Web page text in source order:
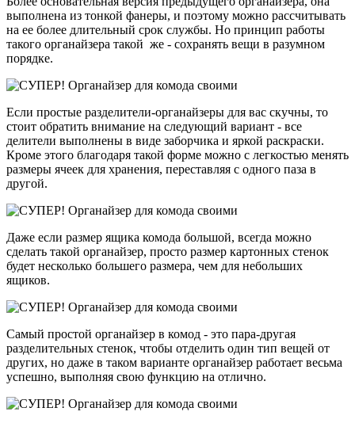
выполнена из тонкой фанеры, и поэтому можно рассчитывать
на ее более длительный срок службы. Но принцип работы
такого органайзера такой же - сохранять вещи в разумном
порядке.
Если простые разделители-органайзеры для вас скучны, то
стоит обратить внимание на следующий вариант - все
делители выполнены в виде заборчика и яркой раскраски.
Кроме этого благодаря такой форме можно с легкостью менять
размеры ячеек для хранения, переставляя с одного паза в
другой.
Даже если размер ящика комода большой, всегда можно
сделать такой органайзер, просто размер картонных стенок
будет несколько большего размера, чем для небольших
ящиков.
Самый простой органайзер в комод - это пара-другая
разделительных стенок, чтобы отделить один тип вещей от
других, но даже в таком варианте органайзер работает весьма
успешно, выполняя свою функцию на отлично.